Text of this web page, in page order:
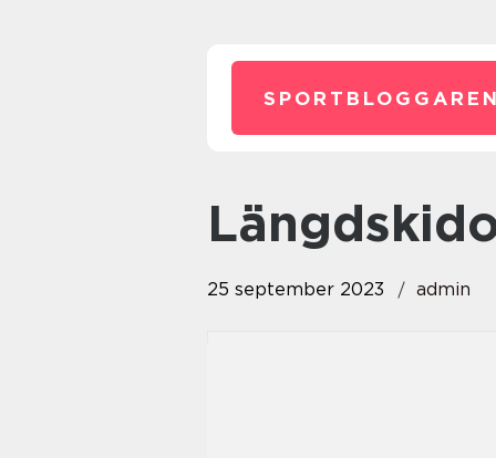
25 september 2023 admin